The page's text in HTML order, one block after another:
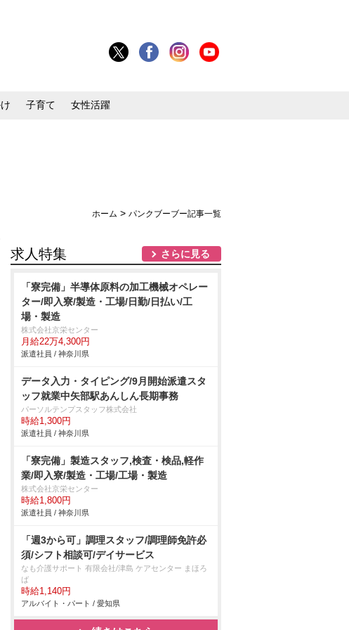
子育て 女性活躍
ホーム > パンクブーブー記事一覧
求人特集 さらに見る
「寮完備」半導体原料の加工機械オペレー
ター/即入寮/製造・工場/日勤/日払い/工
場・製造
株式会社京栄センター
月給22万4,300円
派遣社員 / 神奈川県
データ入力・タイピング/9月開始派遣スタ
ッフ就業中矢部駅あんしん長期事務
パーソルテンプスタッフ株式会社
時給1,300円
派遣社員 / 神奈川県
「寮完備」製造スタッフ,検査・検品,軽作
業/即入寮/製造・工場/工場・製造
株式会社京栄センター
時給1,800円
派遣社員 / 神奈川県
「週3から可」調理スタッフ/調理師免許必
須/シフト相談可/デイサービス
なも介護サポート 有限会社/津島 ケアセンター まほろ
ば
時給1,140円
アルバイト・パート / 愛知県